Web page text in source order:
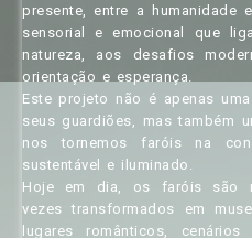
presente, entre a humanidade
sensorial e emocional que
natureza, aos desafios
orientação e esperança.
Este projeto não é apenas
seus guardiões, mas também
nos tornemos faróis na
sustentável e iluminado.
Hoje em dia, os faróis são
vezes transformados em
lugares românticos,